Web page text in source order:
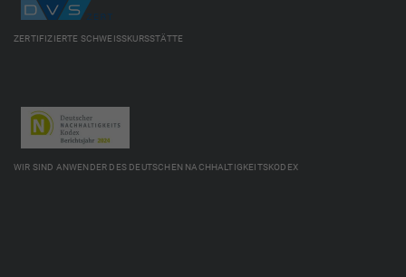
ZERTIFIZIERTE SCHWEISSKURSSTÄTTE
WIR SIND ANWENDER DES DEUTSCHEN NACHHALTIGKEITSKODEX